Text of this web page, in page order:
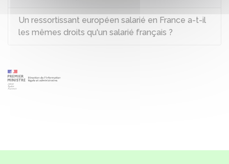
Un ressortissant européen salarié en France a-t-il
les mêmes droits qu'un salarié français ?